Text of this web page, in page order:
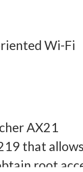
Wi-Fi
AX21
that allows
root